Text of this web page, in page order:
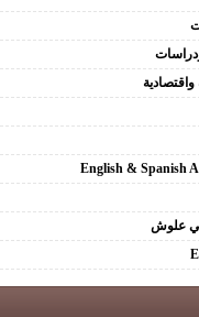
English & Spanish
علوش